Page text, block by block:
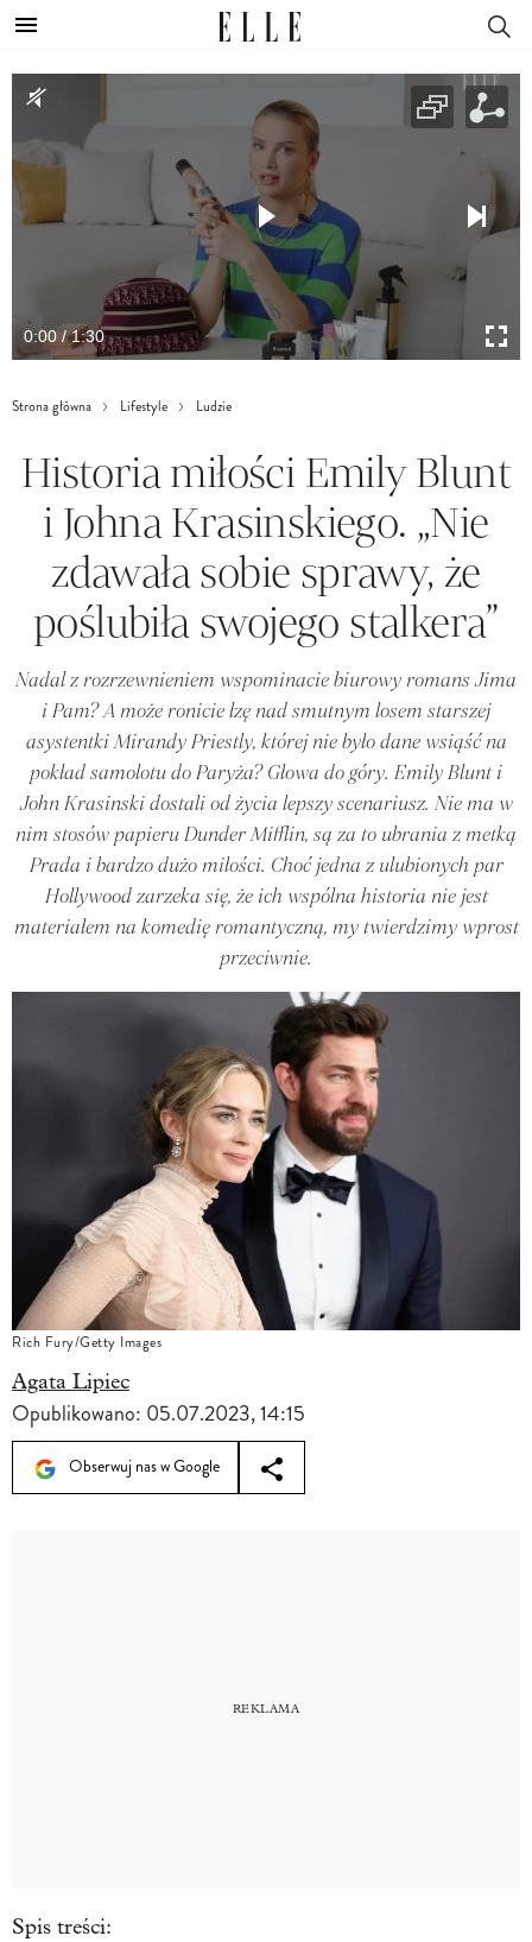
0:00 / 1:30
Strona główna Lifestyle Ludzie
Historia miłości Emily Blunt
i Johna Krasinskiego. „Nie
zdawała sobie sprawy, że
poślubiła swojego stalkera”
Nadal z rozrzewnieniem wspominacie biurowy romans Jima
i Pam? A może ronicie łzę nad smutnym losem starszej
asystentki Mirandy Priestly, której nie było dane wsiąść na
pokład samolotu do Paryża? Głowa do góry. Emily Blunt i
John Krasinski dostali od życia lepszy scenariusz. Nie ma w
nim stosów papieru Dunder Mifflin, są za to ubrania z metką
Prada i bardzo dużo miłości. Choć jedna z ulubionych par
Hollywood zarzeka się, że ich wspólna historia nie jest
materiałem na komedię romantyczną, my twierdzimy wprost
przeciwnie.
Rich Fury/Getty Images
Agata Lipiec
Opublikowano: 05.07.2023, 14:15
Obserwuj nas w Google
Spis treści: